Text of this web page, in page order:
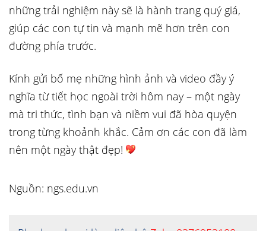
những trải nghiệm này sẽ là hành trang quý giá,
giúp các con tự tin và mạnh mẽ hơn trên con
đường phía trước.
Kính gửi bố mẹ những hình ảnh và video đầy ý
nghĩa từ tiết học ngoài trời hôm nay – một ngày
mà tri thức, tình bạn và niềm vui đã hòa quyện
trong từng khoảnh khắc. Cảm ơn các con đã làm
nên một ngày thật đẹp!
Nguồn: ngs.edu.vn